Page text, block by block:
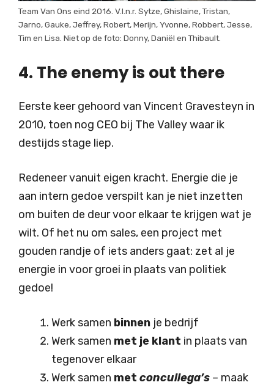
Team Van Ons eind 2016. V.l.n.r. Sytze, Ghislaine, Tristan,
Jarno, Gauke, Jeffrey, Robert, Merijn, Yvonne, Robbert, Jesse,
Tim en Lisa. Niet op de foto: Donny, Daniël en Thibault.
4. The enemy is out there
Eerste keer gehoord van Vincent Gravesteyn in
2010, toen nog CEO bij The Valley waar ik
destijds stage liep.
Redeneer vanuit eigen kracht. Energie die je
aan intern gedoe verspilt kan je niet inzetten
om buiten de deur voor elkaar te krijgen wat je
wilt. Of het nu om sales, een project met
gouden randje of iets anders gaat: zet al je
energie in voor groei in plaats van politiek
gedoe!
Werk samen binnen je bedrijf
Werk samen met je klant in plaats van
tegenover elkaar
Werk samen met concullega’s – maak